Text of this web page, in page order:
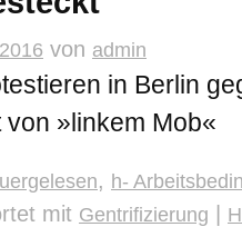
von admin
in Berlin
»linkem Mob«
, h-
mit Gentrifizierung